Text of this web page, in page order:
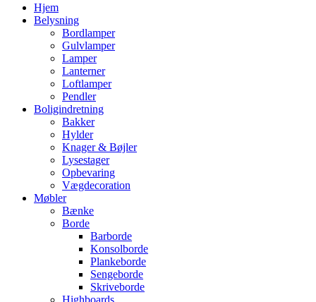
Hjem
Belysning
Bordlamper
Gulvlamper
Lamper
Lanterner
Loftlamper
Pendler
Boligindretning
Bakker
Hylder
Knager & Bøjler
Lysestager
Opbevaring
Vægdecoration
Møbler
Bænke
Borde
Barborde
Konsolborde
Plankeborde
Sengeborde
Skriveborde
Highboards